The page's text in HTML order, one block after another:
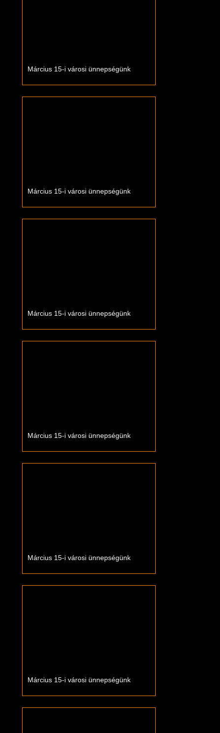
Március 15-i városi ünnepségünk
Március 15-i városi ünnepségünk
Március 15-i városi ünnepségünk
Március 15-i városi ünnepségünk
Március 15-i városi ünnepségünk
Március 15-i városi ünnepségünk